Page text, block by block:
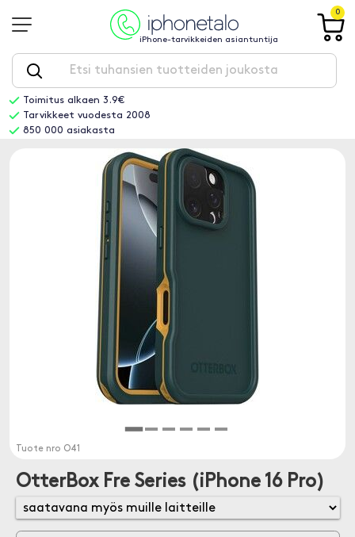
iPhone-tarvikkeiden asiantuntija
0
Toimitus alkaen 3.9€
Tarvikkeet vuodesta 2008
850 000 asiakasta
Tuote nro O41
OtterBox Fre Series (iPhone 16 Pro)